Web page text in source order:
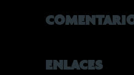
ENLACES